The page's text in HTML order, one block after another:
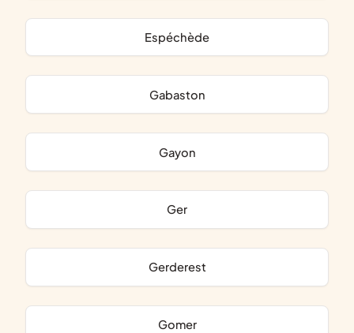
Espéchède
Gabaston
Gayon
Ger
Gerderest
Gomer